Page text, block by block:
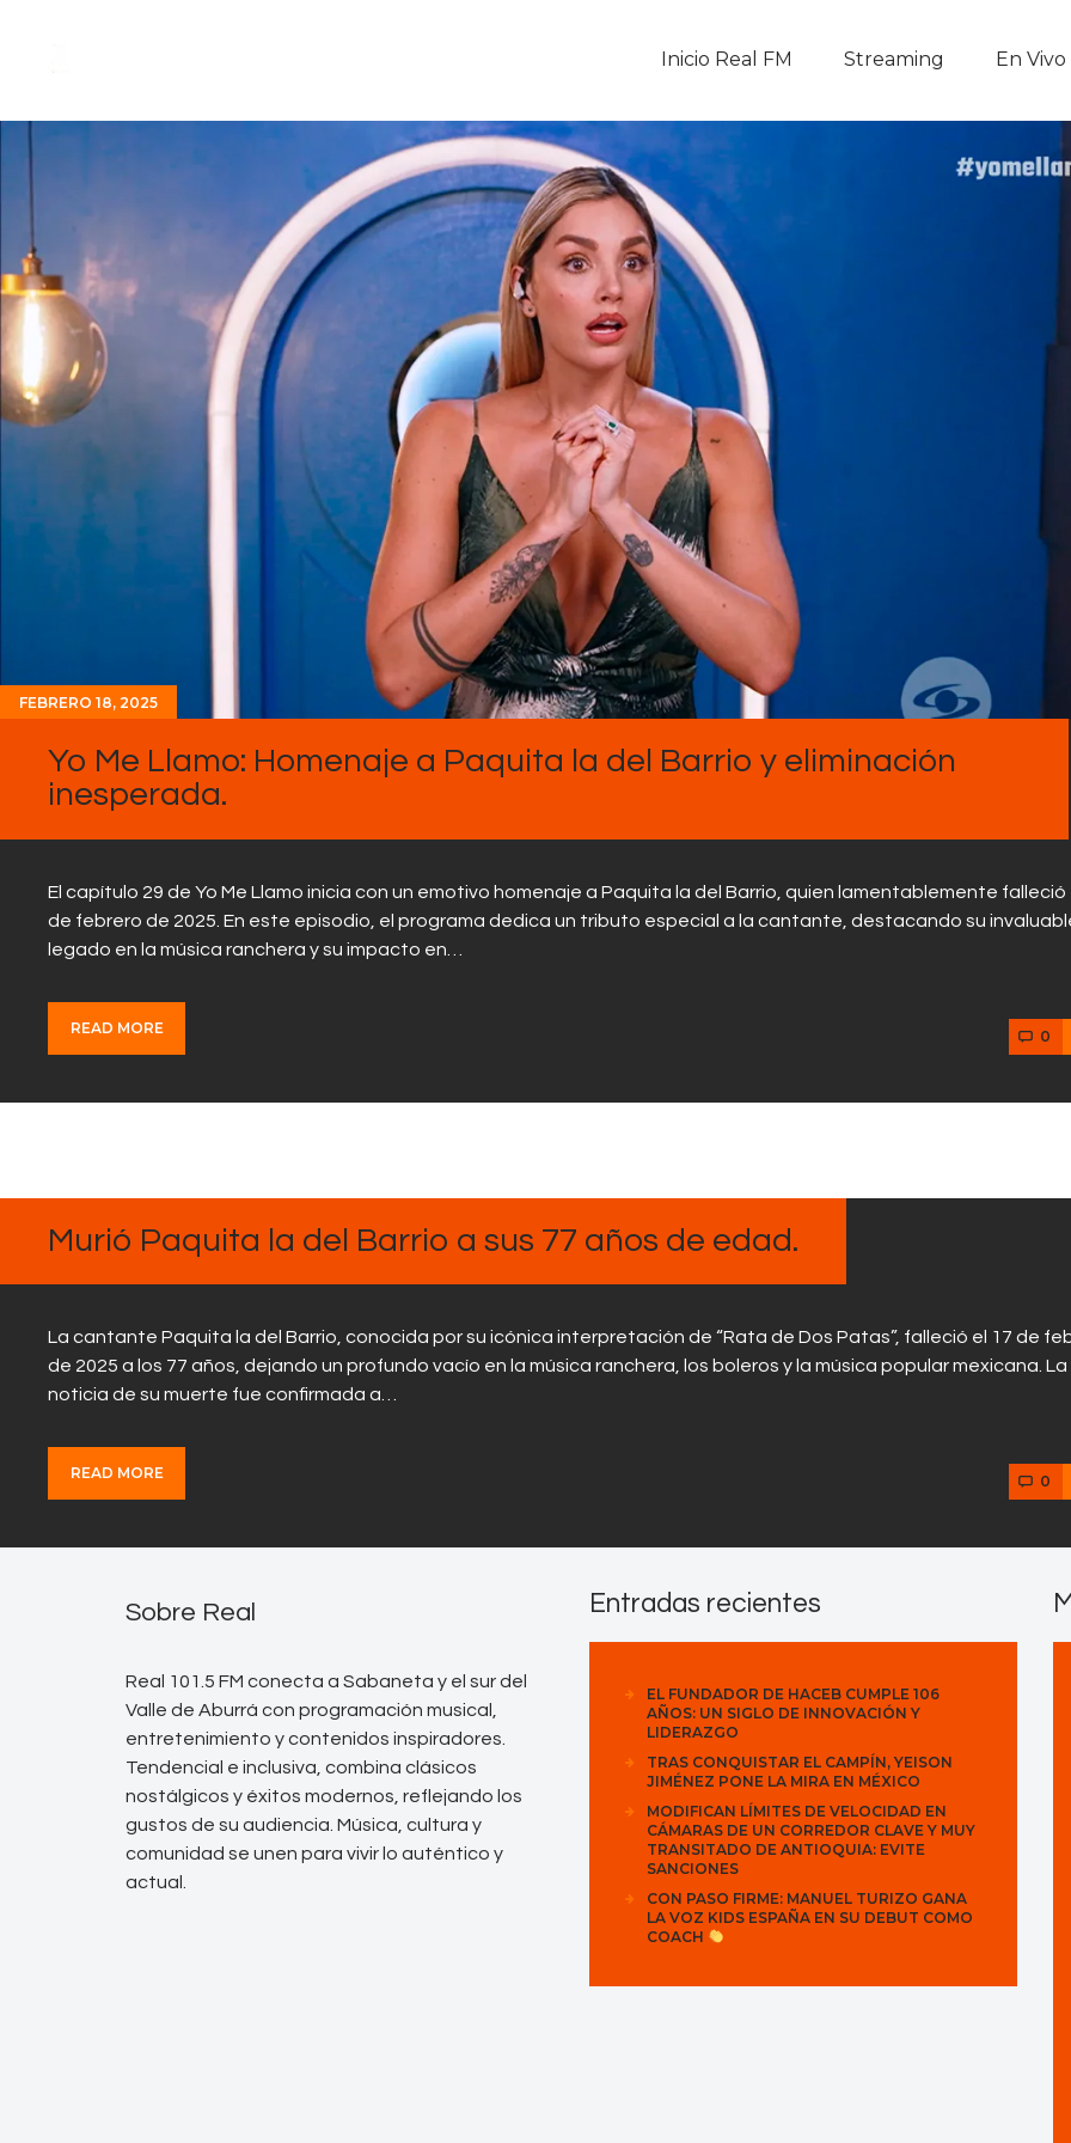
Inicio Real FM Streaming En Vivo
En Vivo
Descarga La APP
Programas
Noticias
Equipo
Sobre Nosotros
Contactos
FEBRERO 18, 2025
Yo Me Llamo: Homenaje a Paquita la del Barrio y eliminación
inesperada.
El capítulo 29 de Yo Me Llamo inicia con un emotivo homenaje a Paquita la del Barrio, quien lamentablemente falleció
de febrero de 2025. En este episodio, el programa dedica un tributo especial a la cantante, destacando su
legado en la música ranchera y su impacto en…
READ MORE 0
Murió Paquita la del Barrio a sus 77 años de edad.
La cantante Paquita la del Barrio, conocida por su icónica interpretación de “Rata de Dos Patas”, falleció el 17 de
de 2025 a los 77 años, dejando un profundo vacío en la música ranchera, los boleros y la música popular mexicana. La
noticia de su muerte fue confirmada a…
READ MORE 0
Sobre Real
Real 101.5 FM conecta a Sabaneta y el sur del
Valle de Aburrá con programación musical,
entretenimiento y contenidos inspiradores.
Tendencial e inclusiva, combina clásicos
nostálgicos y éxitos modernos, reflejando los
gustos de su audiencia. Música, cultura y
comunidad se unen para vivir lo auténtico y
actual.
Entradas recientes
EL FUNDADOR DE HACEB CUMPLE 106
AÑOS: UN SIGLO DE INNOVACIÓN Y
LIDERAZGO
TRAS CONQUISTAR EL CAMPÍN, YEISON
JIMÉNEZ PONE LA MIRA EN MÉXICO
MODIFICAN LÍMITES DE VELOCIDAD EN
CÁMARAS DE UN CORREDOR CLAVE Y MUY
TRANSITADO DE ANTIOQUIA: EVITE
SANCIONES
CON PASO FIRME: MANUEL TURIZO GANA
LA VOZ KIDS ESPAÑA EN SU DEBUT COMO
COACH